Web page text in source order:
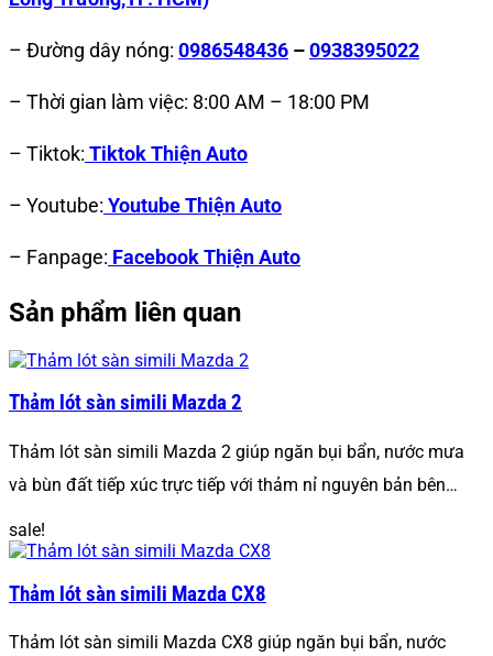
– Đường dây nóng: 0986548436 –0938395022
– Thời gian làm việc: 8:00 AM – 18:00 PM
– Tiktok: Tiktok Thiện Auto
– Youtube: Youtube Thiện Auto
– Fanpage: Facebook Thiện Auto
Sản phẩm liên quan
Thảm lót sàn simili Mazda 2
Thảm lót sàn simili Mazda 2 giúp ngăn bụi bẩn, nước mưa
và bùn đất tiếp xúc trực tiếp với thảm nỉ nguyên bản bên…
sale!
Thảm lót sàn simili Mazda CX8
Thảm lót sàn simili Mazda CX8 giúp ngăn bụi bẩn, nước